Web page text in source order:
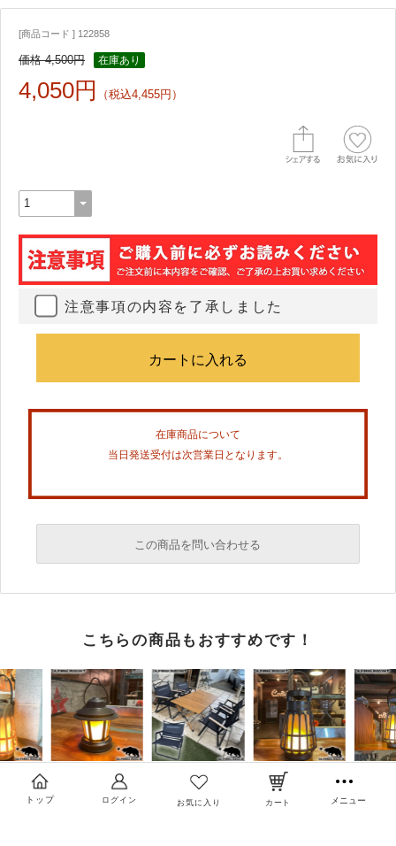
[商品コード ] 122858
価格 4,500円 在庫あり
4,050円 （税込4,455円）
注意事項の内容を了承しました
在庫商品について
当日発送受付は次営業日となります。
この商品を問い合わせる
必須
こちらの商品もおすすめです！
トップ ログイン お気に入り カート メニュー